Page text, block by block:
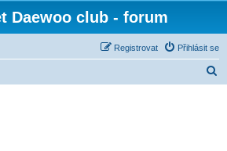
Daewoo club - forum
Přihlásit se
Registrovat